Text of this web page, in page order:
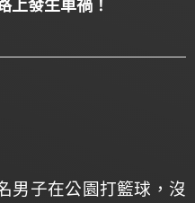
上發生車禍！
子在公園打籃球，沒